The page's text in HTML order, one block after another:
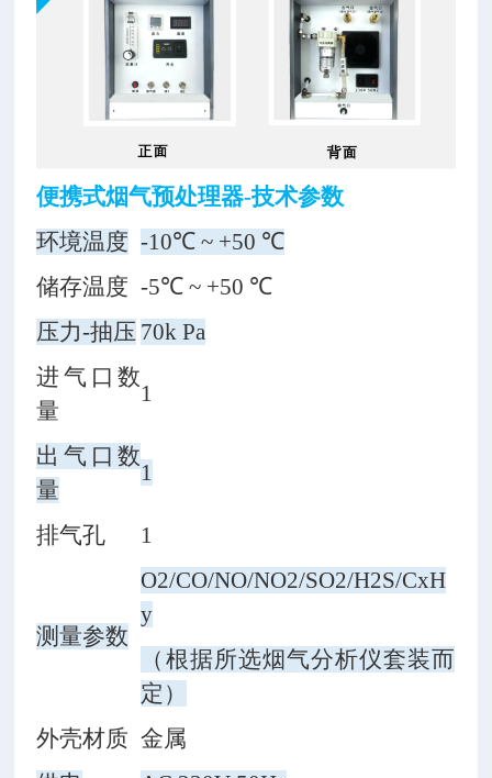
便携式烟气预处理器-技术参数
环境温度 -10℃ ~ +50 ℃
储存温度 -5℃ ~ +50 ℃
压力-抽压 70k Pa
进气口数
量
1
出气口数
量
1
排气孔 1
测量参数
O2/CO/NO/NO2/SO2/H2S/CxH
y
（根据所选烟气分析仪套装而
定）
外壳材质 金属